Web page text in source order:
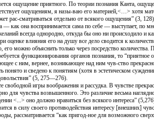
ощущение приятного. По теории познания Канта,
ощущениям, я назы-ваю его материей,<…> хотя
рас-сматриваться отдельно от всякого ощущения” (3,
— как она воспринимается сама по себе — выступает, по
всегда однородно, откуда бы оно ни происходило и
оценке влияния его на душу все дело сводится к
можно объяснить только через посредство
функционирования органов познания, то
с ним, вернее, возникающее над ним чув-ство
понято и сведено к понятиям (хотя в эстетическом
(5, 275—276).
свободной игры воображения и рассудка. В чувстве
для чувства возвышенного. Это различие весьма
<...> оно должно нравиться без всякого интереса”
в силу своего противодействия интересу [внешних]
рассматривается “как пригод-ное для возможного